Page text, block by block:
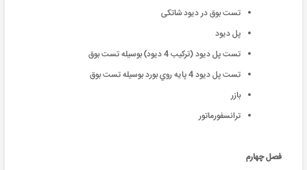
تست بوق در دیود شاتکی
پل دیود
تست پل دیود (ترکیب 4 دیود) بوسیله تست بوق
تست پل دیود 4 پایه روي بورد بوسیله تست بوق
بازر
ترانسفورماتور
فصل چهارم